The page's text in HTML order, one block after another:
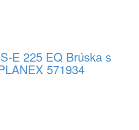
E 225 EQ Brúska s
571934